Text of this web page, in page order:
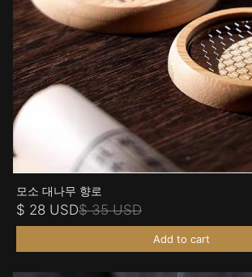
모소 대나무 향로
$ 28 USD$ 35 USD
Add to cart